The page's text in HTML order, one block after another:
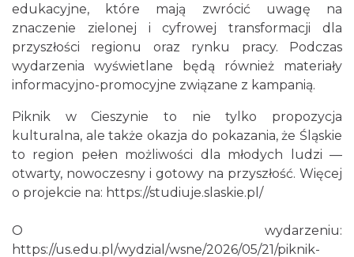
edukacyjne, które mają zwrócić uwagę na
znaczenie zielonej i cyfrowej transformacji dla
przyszłości regionu oraz rynku pracy. Podczas
wydarzenia wyświetlane będą również materiały
informacyjno-promocyjne związane z kampanią.
Piknik w Cieszynie to nie tylko propozycja
kulturalna, ale także okazja do pokazania, że Śląskie
to region pełen możliwości dla młodych ludzi —
otwarty, nowoczesny i gotowy na przyszłość. Więcej
o projekcie na: https://studiuje.slaskie.pl/
O wydarzeniu:
https://us.edu.pl/wydzial/wsne/2026/05/21/piknik-